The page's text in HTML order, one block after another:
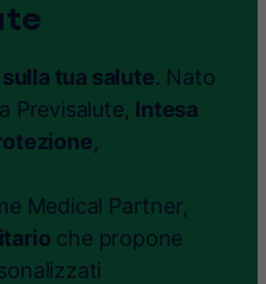
tua salute. Nato
Previsalute, Intesa
,
Medical Partner,
che propone